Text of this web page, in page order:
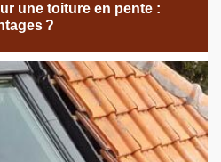
une toiture en pente :
?